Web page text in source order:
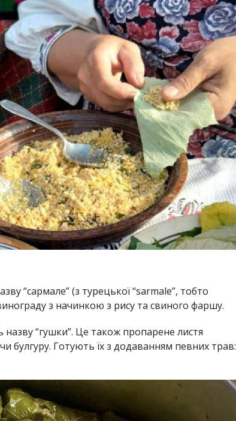
“cармале” (з турецької “sarmale”, тобто
з начинкою з рису та свиного фаршу.
назву “гушки”. Це також пропарене листя
булгуру. Готують їх з додаванням певних трав: